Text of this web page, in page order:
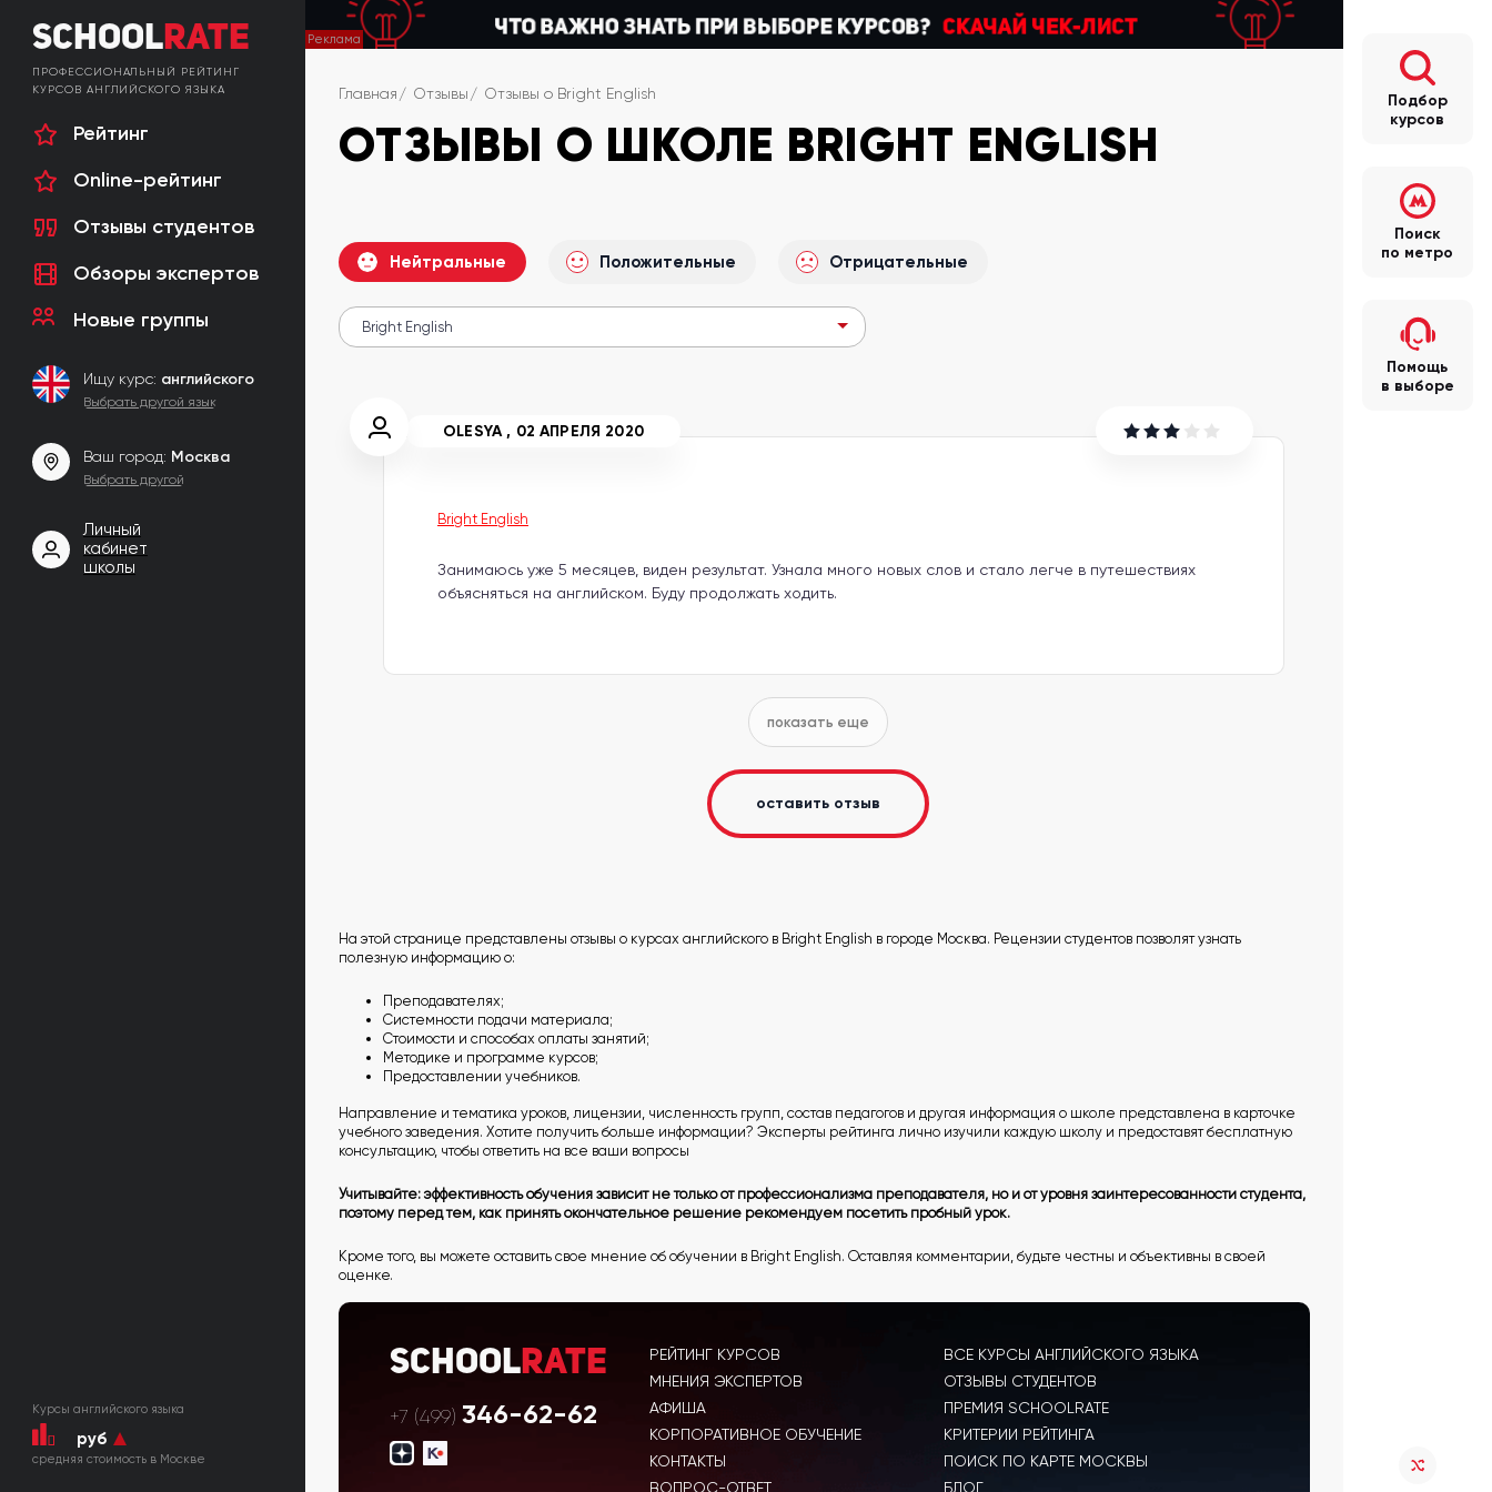
SchoolRate
ПРОФЕССИОНАЛЬНЫЙ РЕЙТИНГ
КУРСОВ АНГЛИЙСКОГО ЯЗЫКА
Рейтинг
Online-рейтинг
Отзывы студентов
Обзоры экспертов
Новые группы
Ищу курс: английского
Выбрать другой язык
Ваш город: Москва
Выбрать другой
Личный
кабинет
школы
Курсы английского языка
руб
cредняя стоимость в Москве
Главная Отзывы Отзывы о Bright English
ОТЗЫВЫ О ШКОЛЕ BRIGHT ENGLISH
Нейтральные Положительные Отрицательные
Bright English
OLESYA , 02 АПРЕЛЯ 2020
Занимаюсь уже 5 месяцев, виден результат. Узнала много новых слов и стало легче в путешествиях
объясняться на английском. Буду продолжать ходить.
показать еще
оставить отзыв
На этой странице представлены отзывы о курсах английского в Bright English в городе Москва. Рецензии студентов позволят узнать
полезную информацию о:
Преподавателях;
Системности подачи материала;
Стоимости и способах оплаты занятий;
Методике и программе курсов;
Предоставлении учебников.
Направление и тематика уроков, лицензии, численность групп, состав педагогов и другая информация о школе представлена в карточке
учебного заведения. Хотите получить больше информации? Эксперты рейтинга лично изучили каждую школу и предоставят бесплатную
консультацию, чтобы ответить на все ваши вопросы
Учитывайте: эффективность обучения зависит не только от профессионализма преподавателя, но и от уровня заинтересованности студента,
поэтому перед тем, как принять окончательное решение рекомендуем посетить пробный урок.
Кроме того, вы можете оставить свое мнение об обучении в Bright English. Оставляя комментарии, будьте честны и объективны в своей
оценке.
SchoolRate
+7 (499) 346-62-62
РЕЙТИНГ КУРСОВ
ВСЕ КУРСЫ АНГЛИЙСКОГО ЯЗЫКА
МНЕНИЯ ЭКСПЕРТОВ
ОТЗЫВЫ СТУДЕНТОВ
АФИША
ПРЕМИЯ SCHOOLRATE
КОРПОРАТИВНОЕ ОБУЧЕНИЕ
КРИТЕРИИ РЕЙТИНГА
КОНТАКТЫ
ПОИСК ПО КАРТЕ МОСКВЫ
ВОПРОС-ОТВЕТ
БЛОГ
Подбор
курсов
Поиск
по метро
Помощь
в выборе